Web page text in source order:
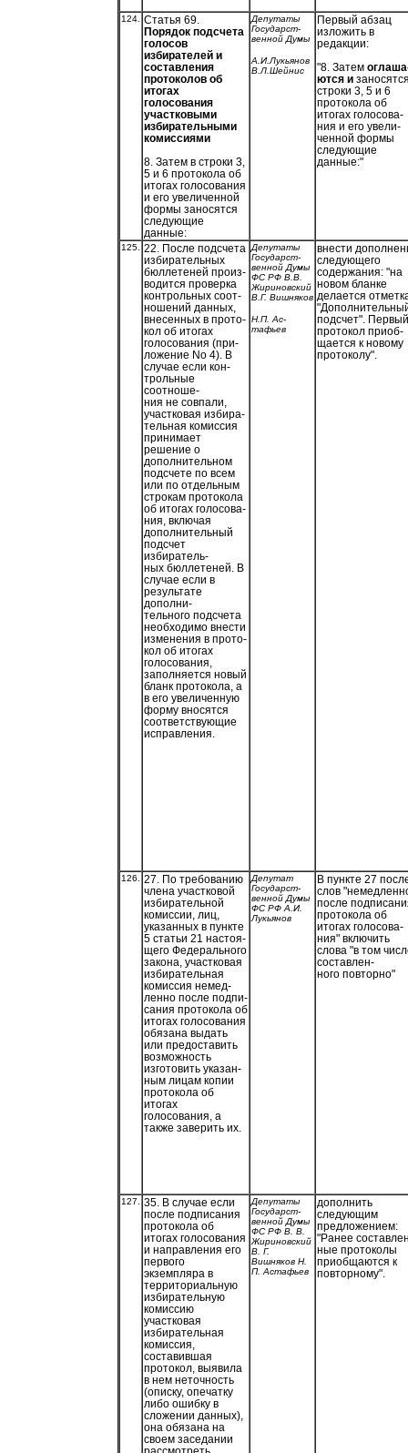
124.
Статья 69.
Порядок подсчета
голосов
избирателей и
составления
протоколов об
итогах
голосования
участковыми
избирательными
комиссиями
8. Затем в строки 3,
5 и 6 протокола об
итогах голосования
и его увеличенной
формы заносятся
следующие
данные:
Депутаты
Государст-
венной Думы
А.И.Лукьянов
В.Л.Шейнис
Первый абзац
изложить в
редакции:
"8. Затем
ются и
строки 3, 5 и 6
протокола об
итогах голосова-
ния и его увели-
ченной формы
следующие
данные:"
125.
22. После подсчета
избирательных
бюллетеней произ-
водится проверка
контрольных соот-
ношений данных,
внесенных в прото-
кол об итогах
голосования (при-
ложение No 4). В
случае если кон-
трольные
соотноше-
ния не совпали,
участковая избира-
тельная комиссия
принимает
решение о
дополнительном
подсчете по всем
или по отдельным
строкам протокола
об итогах голосова-
ния, включая
дополнительный
подсчет
избиратель-
ных бюллетеней. В
случае если в
результате
дополни-
тельного подсчета
необходимо внести
изменения в прото-
кол об итогах
голосования,
заполняется новый
бланк протокола, а
в его увеличенную
форму вносятся
соответствующие
исправления.
Депутаты
Государст-
венной Думы
ФС РФ В.В.
Жириновский
В.Г. Вишняков
Н.П. Ас-
тафьев
внести
следующего
содержания: "на
новом бланке
делается
подсчет". Первый
протокол приоб-
щается к новому
протоколу".
126.
27. По требованию
члена участковой
избирательной
комиссии, лиц,
указанных в пункте
5 статьи 21 настоя-
щего Федерального
закона, участковая
избирательная
комиссия немед-
ленно после подпи-
сания протокола об
итогах голосования
обязана выдать
или предоставить
возможность
изготовить указан-
ным лицам копии
протокола об
итогах
голосования, а
также заверить их.
Депутат
Государст-
венной Думы
ФС РФ А.И.
Лукьянов
В пункте 27
слов
после
протокола об
итогах голосова-
ния" включить
слова "в том
составлен-
ного повторно"
127.
35. В случае если
после подписания
протокола об
итогах голосования
и направления его
первого
экземпляра в
территориальную
избирательную
комиссию
участковая
избирательная
комиссия,
составившая
протокол, выявила
в нем неточность
(описку, опечатку
либо ошибку в
сложении данных),
она обязана на
своем заседании
рассмотреть
Депутаты
Государст-
венной Думы
ФС РФ В. В.
Жириновский
В. Г.
Вишняков Н.
П. Астафьев
дополнить
следующим
предложением:
"Ранее
ные протоколы
приобщаются к
повторному".